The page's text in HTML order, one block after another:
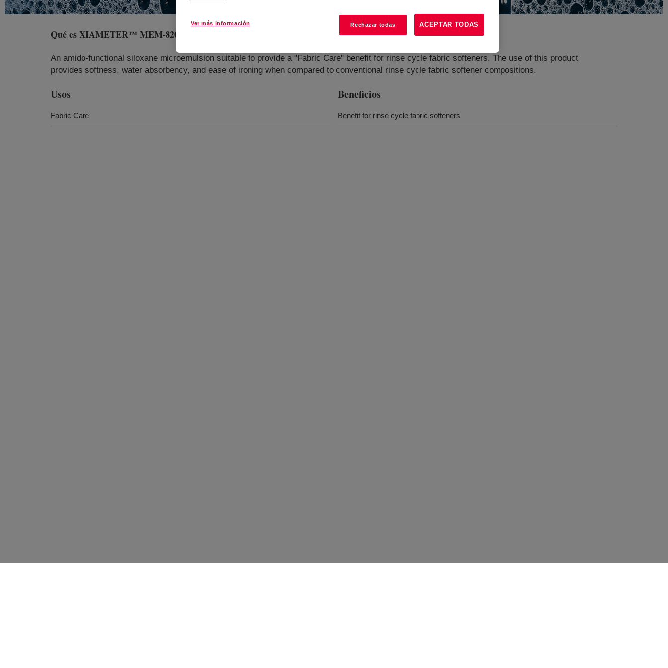
Qué esXIAMETER™ MEM-8203 Emulsion
An amido-functional siloxane microemulsion suitable to provide a "Fabric Care" benefit for rinse cycle fabric softeners. The use of this product
provides softness, water absorbency, and ease of ironing when compared to conventional rinse cycle fabric softener compositions.
Usos
Fabric Care
Beneficios
Benefit for rinse cycle fabric softeners
Ver más información Rechazar todas ACEPTAR TODAS